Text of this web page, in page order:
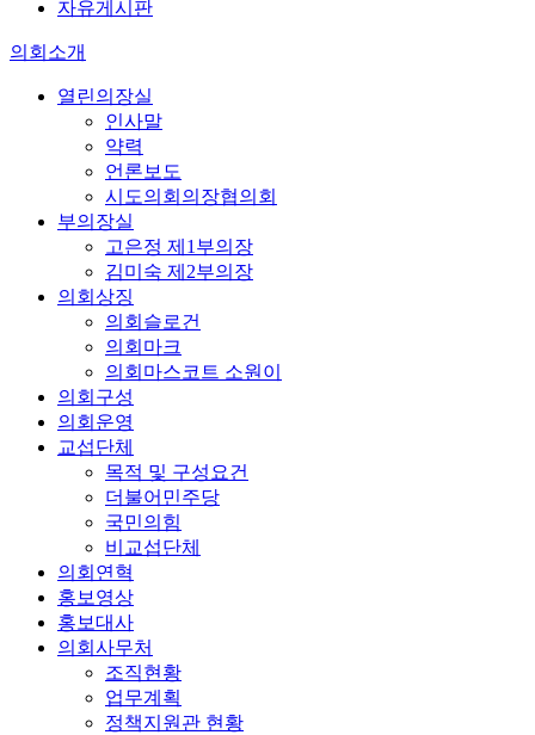
자유게시판
의회소개
열린의장실
인사말
약력
언론보도
시도의회의장협의회
부의장실
고은정 제1부의장
김미숙 제2부의장
의회상징
의회슬로건
의회마크
의회마스코트 소원이
의회구성
의회운영
교섭단체
목적 및 구성요건
더불어민주당
국민의힘
비교섭단체
의회연혁
홍보영상
홍보대사
의회사무처
조직현황
업무계획
정책지원관 현황